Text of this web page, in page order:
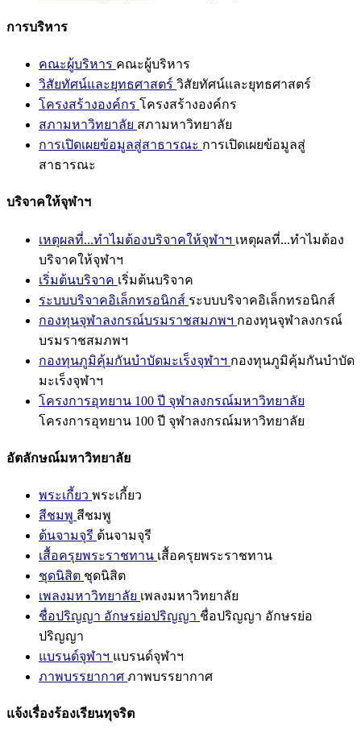
การบริหาร
คณะผู้บริหาร คณะผู้บริหาร
วิสัยทัศน์และยุทธศาสตร์ วิสัยทัศน์และยุทธศาสตร์
โครงสร้างองค์กร โครงสร้างองค์กร
สภามหาวิทยาลัย สภามหาวิทยาลัย
การเปิดเผยข้อมูลสู่สาธารณะ การเปิดเผยข้อมูลสู่
สาธารณะ
บริจาคให้จุฬาฯ
เหตุผลที่...ทำไมต้องบริจาคให้จุฬาฯ เหตุผลที่...ทำไมต้อง
บริจาคให้จุฬาฯ
เริ่มต้นบริจาค เริ่มต้นบริจาค
ระบบบริจาคอิเล็กทรอนิกส์ ระบบบริจาคอิเล็กทรอนิกส์
กองทุนจุฬาลงกรณ์บรมราชสมภพฯ กองทุนจุฬาลงกรณ์
บรมราชสมภพฯ
กองทุนภูมิคุ้มกันบำบัดมะเร็งจุฬาฯ กองทุนภูมิคุ้มกันบำบัด
มะเร็งจุฬาฯ
โครงการอุทยาน 100 ปี จุฬาลงกรณ์มหาวิทยาลัย
โครงการอุทยาน 100 ปี จุฬาลงกรณ์มหาวิทยาลัย
อัตลักษณ์มหาวิทยาลัย
พระเกี้ยว พระเกี้ยว
สีชมพู สีชมพู
ต้นจามจุรี ต้นจามจุรี
เสื้อครุยพระราชทาน เสื้อครุยพระราชทาน
ชุดนิสิต ชุดนิสิต
เพลงมหาวิทยาลัย เพลงมหาวิทยาลัย
ชื่อปริญญา อักษรย่อปริญญา ชื่อปริญญา อักษรย่อ
ปริญญา
แบรนด์จุฬาฯ แบรนด์จุฬาฯ
ภาพบรรยากาศ ภาพบรรยากาศ
แจ้งเรื่องร้องเรียนทุจริต